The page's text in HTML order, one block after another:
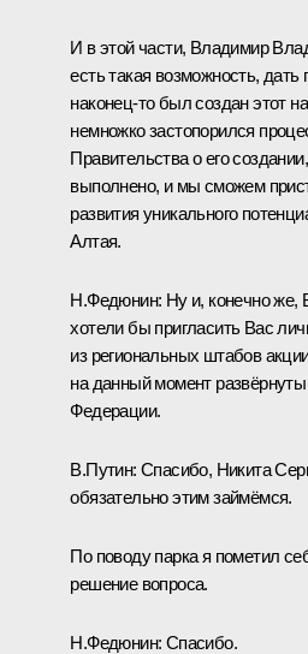
И в этой части, Владимир
есть такая возможность,
наконец‑то был создан этот
немножко застопорился
Правительства о его
выполнено, и мы сможем
развития уникального
Алтая.
Н.Федюнин: Ну и, конечно
хотели бы пригласить Вас
из региональных штабов
на данный момент развёрнуты
Федерации.
В.Путин: Спасибо, Никита
обязательно этим займёмся.
По поводу парка я пометил
решение вопроса.
Н.Федюнин: Спасибо.